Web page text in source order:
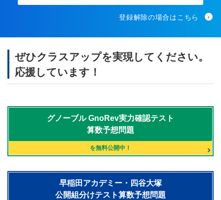
登録解除の場合はこちら
ぜひクラスアップを実現してください。
応援しています！
グノーブルGnoRev実力確認テスト
算数予想問題
を無料公開中！
早稲田アカデミー・四谷大塚
公開組分けテスト算数予想問題